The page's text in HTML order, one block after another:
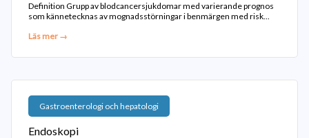
Definition Grupp av blodcancersjukdomar med varierande prognos
som kännetecknas av mognadsstörningar i benmärgen med risk...
Läs mer →
Gastroenterologi och hepatologi
Endoskopi